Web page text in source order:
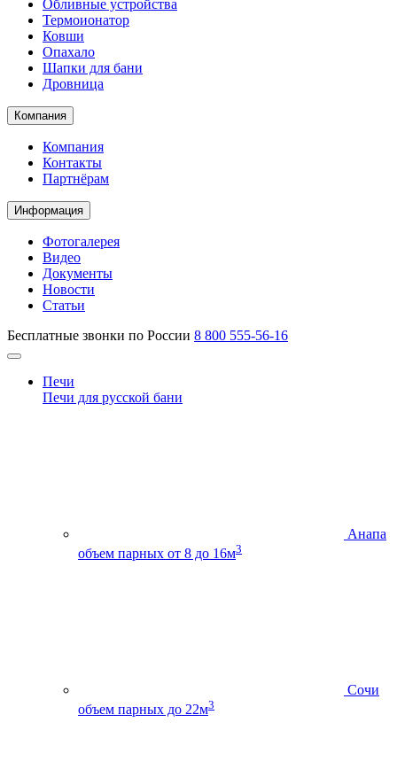
Обливные устройства
Термоионатор
Ковши
Опахало
Шапки для бани
Дровница
Компания
Компания
Контакты
Партнёрам
Информация
Фотогалерея
Видео
Документы
Новости
Статьи
Бесплатные звонки по России 8 800 555-56-16
Печи
Печи для русской бани
Анапа
объем парных от 8 до 16м3
Сочи
объем парных до 22м3